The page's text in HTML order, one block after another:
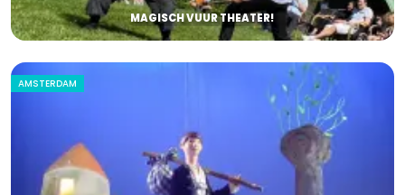
MAGISCH VUUR THEATER!
AMSTERDAM